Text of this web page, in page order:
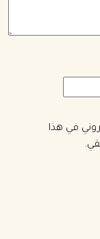
في هذا